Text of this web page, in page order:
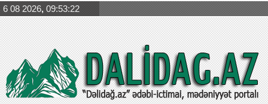
6 08 2026, 09:53:23